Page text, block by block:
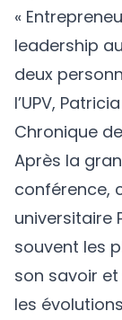
«
leadership
deux
l’UPV,
Chronique de
Après la
conférence,
universitaire
souvent les
son savoir
les